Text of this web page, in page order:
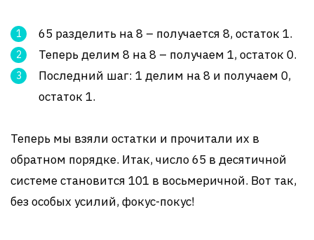
65 разделить на 8 – получается 8, остаток 1.
Теперь делим 8 на 8 – получаем 1, остаток 0.
Последний шаг: 1 делим на 8 и получаем 0,
остаток 1.
Теперь мы взяли остатки и прочитали их в
обратном порядке. Итак, число 65 в десятичной
системе становится 101 в восьмеричной. Вот так,
без особых усилий, фокус-покус!